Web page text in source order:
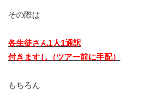
その際は
各生徒さん1人1通訳
付きますし（ツアー前に手配）
もちろん